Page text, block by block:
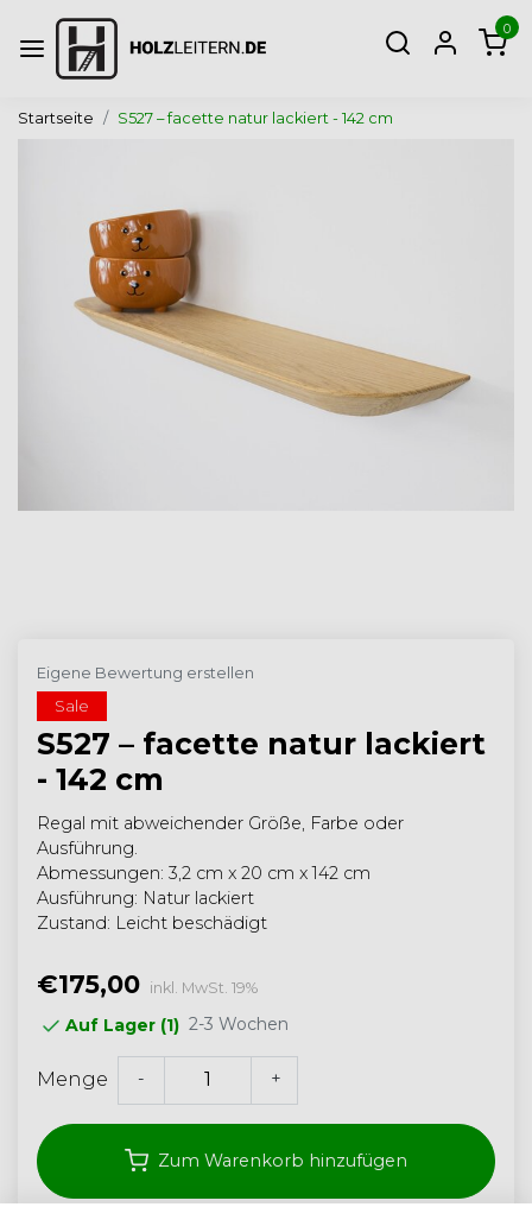
0
Startseite S527 – facette natur lackiert - 142 cm
Eigene Bewertung erstellen
Sale
S527 – facette natur lackiert
- 142 cm
Regal mit abweichender Größe, Farbe oder
Ausführung.
Abmessungen: 3,2 cm x 20 cm x 142 cm
Ausführung: Natur lackiert
Zustand: Leicht beschädigt
€175,00 inkl. MwSt. 19%
Auf Lager (1) 2-3 Wochen
Menge - +
Zum Warenkorb hinzufügen